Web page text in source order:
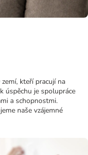
kteří pracují na
úspěchu je spolupráce
a schopnostmi.
naše vzájemné